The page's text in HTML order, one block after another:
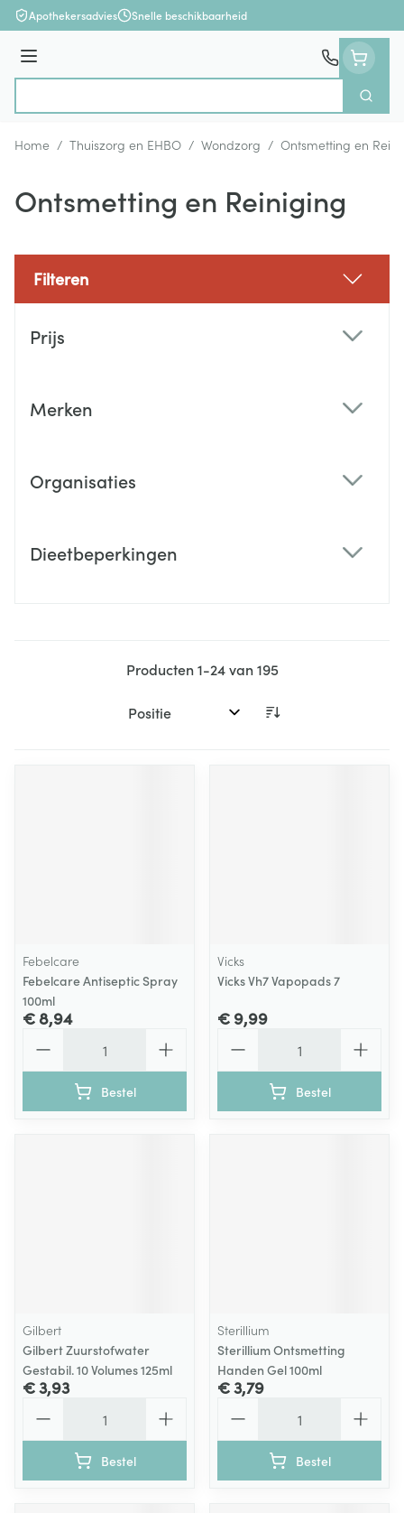
Ga naar de inhoud
Apothekersadvies Snelle beschikbaarheid
Menu
Zoek
Home / Thuiszorg en EHBO / Wondzorg / Ontsmetting en
Ontsmetting en Reiniging
Filteren
Prijs
Merken
Organisaties
Dieetbeperkingen
Producten1-24van195
Sorteer op:
Febelcare
Febelcare Antiseptic Spray
100ml
€ 8,94
Bestel
Vicks
Vicks Vh7 Vapopads 7
€ 9,99
Bestel
Gilbert
Gilbert Zuurstofwater
Gestabil. 10 Volumes 125ml
€ 3,93
Bestel
Sterillium
Sterillium Ontsmetting
Handen Gel 100ml
€ 3,79
Bestel